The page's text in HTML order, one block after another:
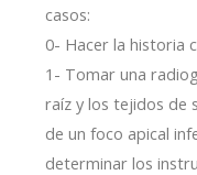
casos:
0- Hacer la historia
1- Tomar una
raíz y los tejidos de
de un foco apical
determinar los